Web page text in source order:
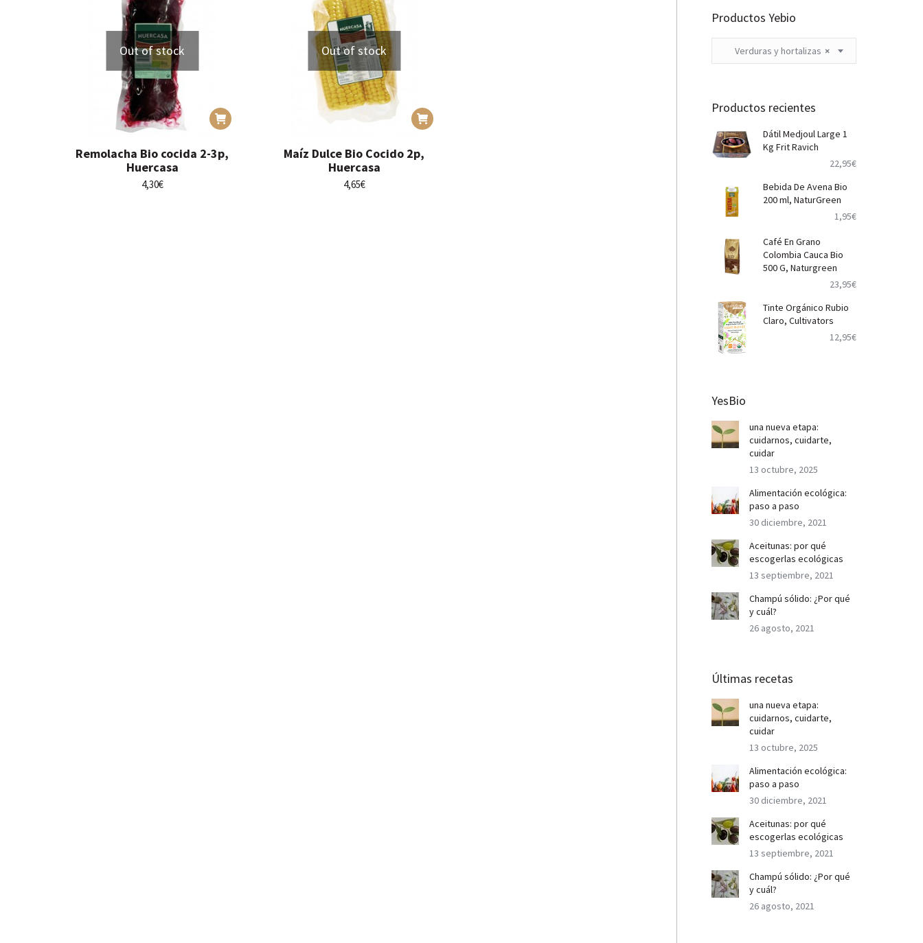
Out of stock
Remolacha Bio cocida 2-3p,
Huercasa
4,30€
Out of stock
Maíz Dulce Bio Cocido 2p,
Huercasa
4,65€
Productos Yebio
×
Verduras y hortalizas
Productos recientes
Dátil Medjoul Large 1
Kg Frit Ravich
22,95€
Bebida De Avena Bio
200 ml, NaturGreen
1,95€
Café En Grano
Colombia Cauca Bio
500 G, Naturgreen
23,95€
Tinte Orgánico Rubio
Claro, Cultivators
12,95€
YesBio
una nueva etapa:
cuidarnos, cuidarte,
cuidar
13 octubre, 2025
Alimentación ecológica:
paso a paso
30 diciembre, 2021
Aceitunas: por qué
escogerlas ecológicas
13 septiembre, 2021
Champú sólido: ¿Por qué
y cuál?
26 agosto, 2021
Últimas recetas
una nueva etapa:
cuidarnos, cuidarte,
cuidar
13 octubre, 2025
Alimentación ecológica:
paso a paso
30 diciembre, 2021
Aceitunas: por qué
escogerlas ecológicas
13 septiembre, 2021
Champú sólido: ¿Por qué
y cuál?
26 agosto, 2021